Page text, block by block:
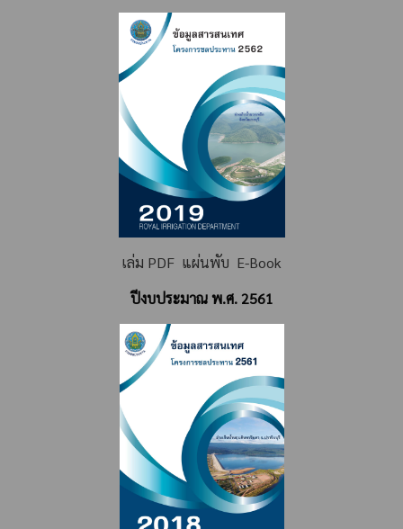
เล่ม PDF แผ่นพับ E-Book
ปีงบประมาณ พ.ศ. 2561